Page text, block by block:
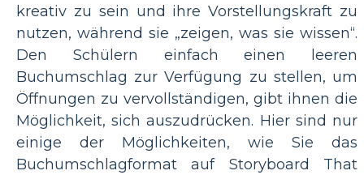
kreativ zu sein und ihre Vorstellungskraft zu
nutzen, während sie „zeigen, was sie wissen“.
Den Schülern einfach einen leeren
Buchumschlag zur Verfügung zu stellen, um
Öffnungen zu vervollständigen, gibt ihnen die
Möglichkeit, sich auszudrücken. Hier sind nur
einige der Möglichkeiten, wie Sie das
Buchumschlagformat auf Storyboard That